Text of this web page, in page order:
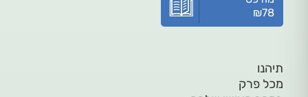
₪78
תיהנו
מכל פרק